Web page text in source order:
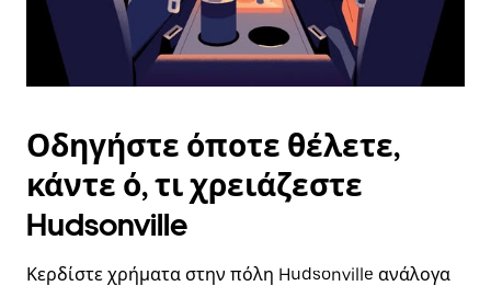
ημερολόγιο.
Οδηγήστε όποτε θέλετε,
κάντε ό, τι χρειάζεστε
Hudsonville
Κερδίστε χρήματα στην πόλη Hudsonville ανάλογα